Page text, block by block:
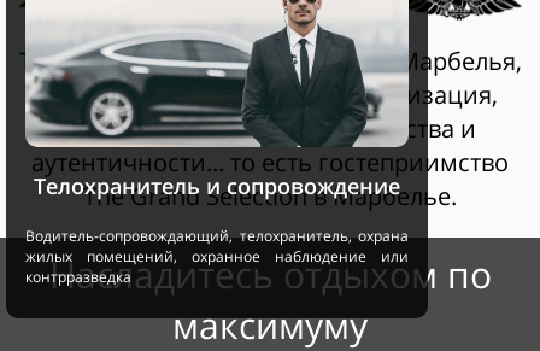
The Grand Selection Султан Клаб Марбелья,
гостеприимство - это персонализация,
услуги самого высокого качества и
аутентичности... то есть гостеприимство
The Grand Selection в Марбелье.
Насладитесь отдыхом по
максимуму
Телохранитель и сопровождение
Водитель-сопровождающий, телохранитель, охрана
жилых помещений, охранное наблюдение или
контрразведка